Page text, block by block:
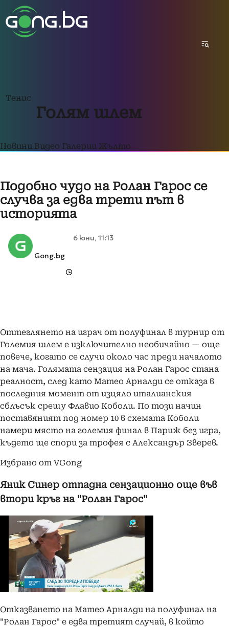
Тенис
Голям шлем
Новини Видео Галерии Жълто
Подобно чудо на Ролан Гарос се
случва за едва трети път в
историята
Gong.bg
6 юни, 11:13
Оттеглянето на играч от полуфинал в турнир от
Големия шлем е изключително необичайно — още
повече, когато се случи около час преди началото
на мача. Голямата сензация на Ролан Гарос стана
реалност, след като Матео Арналди се отказа в
последния момент от изцяло италианския
сблъсък срещу Флавио Коболи. По този начин
поставяният под номер 10 в схемата Коболи
намери място на големия финал в Париж без игра,
където ще спори за трофея с Александър Зверев.
Избрано от VGong
Яник Синер отпадна сензационно още във
втори кръг на "Ролан Гарос"
Отказването на Матео Арналди на полуфинал на
"Ролан Гарос" е едва третият случай, в който